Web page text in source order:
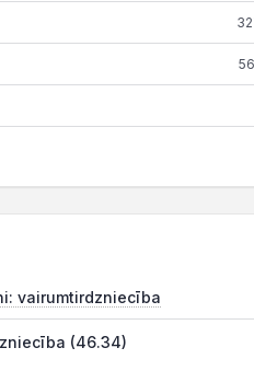
vairumtirdzniecība
(46.34)